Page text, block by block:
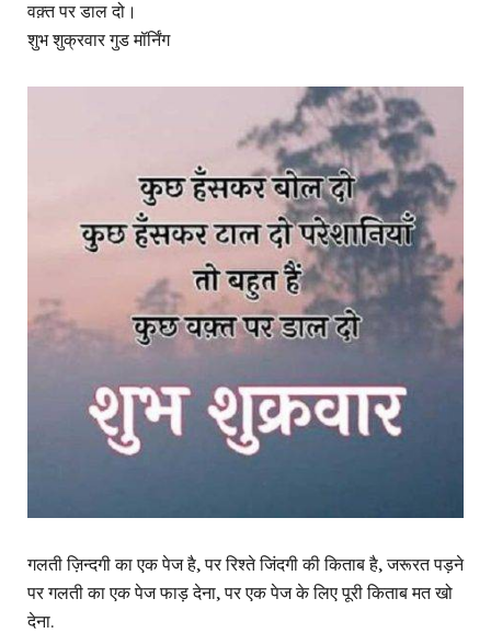
वक़्त पर डाल दो।
शुभ शुक्रवार गुड मॉर्निंग
गलती ज़िन्दगी का एक पेज है, पर रिश्ते जिंदगी की किताब है, जरूरत पड़ने
पर गलती का एक पेज फाड़ देना, पर एक पेज के लिए पूरी किताब मत खो
देना.